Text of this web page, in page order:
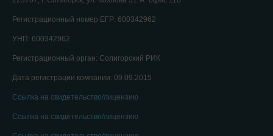
Регистрационный номер ЕГР: 600342962
УНП: 600342962
Регистрационный орган: Солигорский РИК
Дата регистрации компании: 09.09.2015
Ссылка на свидетельство/лицензию
Ссылка на свидетельство/лицензию